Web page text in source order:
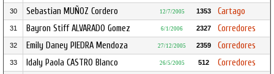
30 Sebastian MUÑOZ Cordero 12/7/2005 1353 Cartago
31 Bayron Stiff ALVARADO Gomez 6/1/2006 2327 Corredores
32 Emily Daney PIEDRA Mendoza 27/12/2005 2359 Corredores
33 Idaly Paola CASTRO Blanco 26/5/2005 512 Corredores